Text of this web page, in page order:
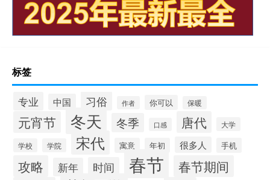
标签
专业 中国 习俗 作者 你可以 保暖
元宵节 冬天 冬季 口感 唐代 大学
学校 学院 宋代 寓意 年初 很多人 手机
攻略 新年 时间 春节 春节期间